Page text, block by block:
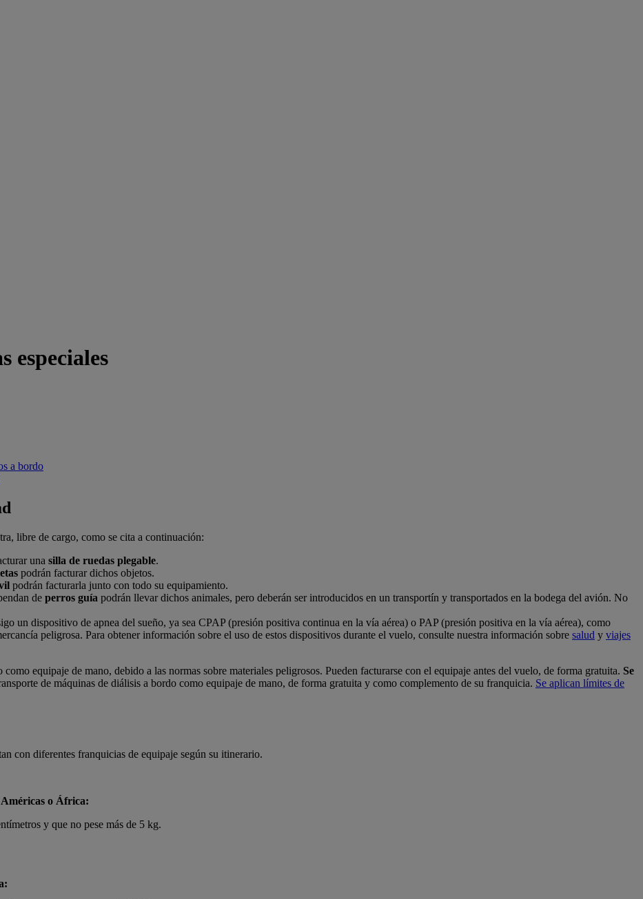
especiales
a bordo
libre de cargo, como se cita a continuación:
una silla de ruedas plegable.
podrán facturar dichos objetos.
podrán facturarla junto con todo su equipamiento.
de perros guía podrán llevar dichos animales, pero deberán ser introducidos en un transportín y transportados en la bodega del avión. No
un dispositivo de apnea del sueño, ya sea CPAP (presión positiva continua en la vía aérea) o PAP (presión positiva en la vía aérea), como
peligrosa. Para obtener información sobre el uso de estos dispositivos durante el vuelo, consulte nuestra información sobre salud y viajes
como equipaje de mano, debido a las normas sobre materiales peligrosos. Pueden facturarse con el equipaje antes del vuelo, de forma gratuita. Se
de máquinas de diálisis a bordo como equipaje de mano, de forma gratuita y como complemento de su franquicia. Se aplican límites de
con diferentes franquicias de equipaje según su itinerario.
Américas o África:
y que no pese más de 5 kg.